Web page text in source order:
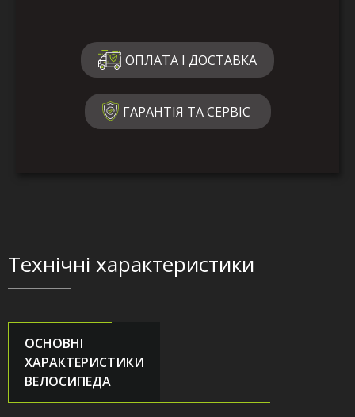
ОПЛАТА І ДОСТАВКА
ГАРАНТІЯ ТА СЕРВІС
Технічні характеристики
ОСНОВНІ
ХАРАКТЕРИСТИКИ
ВЕЛОСИПЕДА